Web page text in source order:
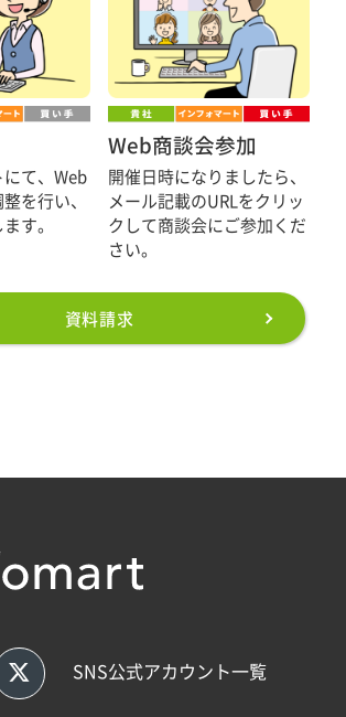
て、Web
を行い、
す。
Web商談会参加
開催日時になりましたら、
メール記載のURLをクリッ
クして商談会にご参加くだ
さい。
資料請求
SNS公式アカウント一覧